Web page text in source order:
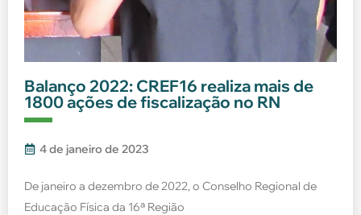
Balanço 2022: CREF16 realiza mais de
1800 ações de fiscalização no RN
4 de janeiro de 2023
De janeiro a dezembro de 2022, o Conselho Regional de
Educação Física da 16ª Região